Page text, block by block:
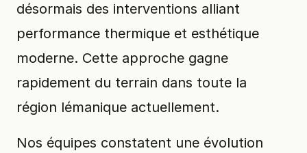
désormais des interventions alliant
performance thermique et esthétique
moderne. Cette approche gagne
rapidement du terrain dans toute la
région lémanique actuellement.
Nos équipes constatent une évolution